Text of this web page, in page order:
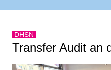
DHSN
Transfer Audit an